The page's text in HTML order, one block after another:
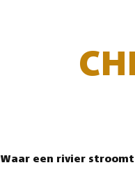
Waar een rivier stroomt